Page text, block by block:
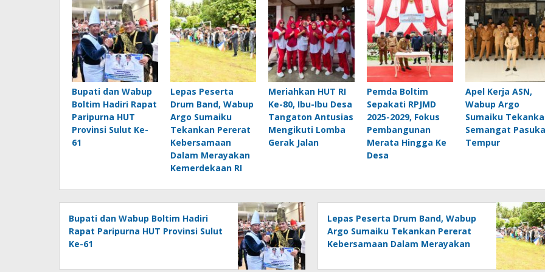
Bupati dan Wabup
Boltim Hadiri Rapat
Paripurna HUT
Provinsi Sulut Ke-
61
Lepas Peserta
Drum Band, Wabup
Argo Sumaiku
Tekankan Pererat
Kebersamaan
Dalam Merayakan
Kemerdekaan RI
Meriahkan HUT RI
Ke-80, Ibu-Ibu Desa
Tangaton Antusias
Mengikuti Lomba
Gerak Jalan
Pemda Boltim
Sepakati RPJMD
2025-2029, Fokus
Pembangunan
Merata Hingga Ke
Desa
Apel Kerja ASN,
Wabup Argo
Sumaiku
Semangat
Tempur
Bupati dan Wabup Boltim Hadiri
Rapat Paripurna HUT Provinsi Sulut
Ke-61
Lepas Peserta Drum Band, Wabup
Argo Sumaiku Tekankan Pererat
Kebersamaan Dalam Merayakan